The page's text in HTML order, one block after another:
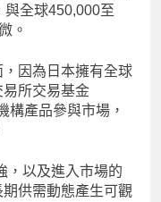
與全球450,000至
。
因為日本擁有全球
所交易基金
構產品參與市場，
，以及進入市場的
供需動態產生可觀